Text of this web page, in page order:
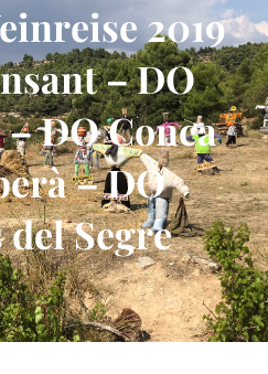
2019
– DO
DO Conca
– DO
Segre